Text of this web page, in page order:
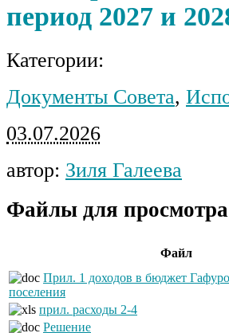
период 2027 и
Категории:
Документы Совета,
03.07.2026
автор: Зиля Галеева
Файлы для
Файл
Прил. 1 доходов в бюджет
поселения
прил. расходы 2-4
Решение